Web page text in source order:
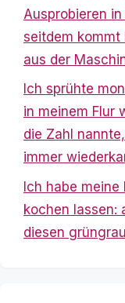
Ausprobieren
seitdem kommt
aus der
Ich sprühte
in meinem Flur
die Zahl
immer
Ich habe meine
kochen lassen:
diesen